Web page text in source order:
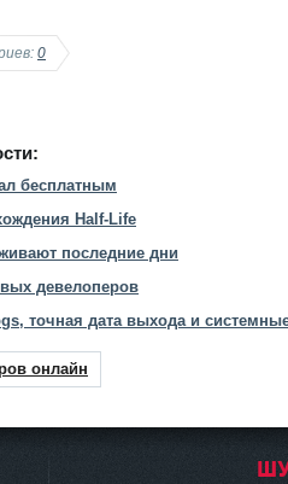
0
бесплатным
Half-Life
последние дни
девелоперов
точная дата выхода и
онлайн